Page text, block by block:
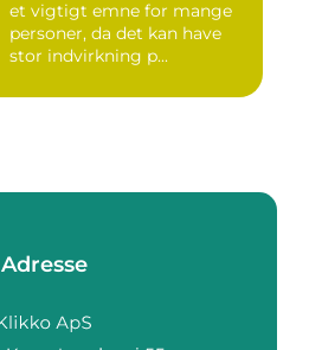
et vigtigt emne for mange
personer, da det kan have
stor indvirkning p...
Adresse